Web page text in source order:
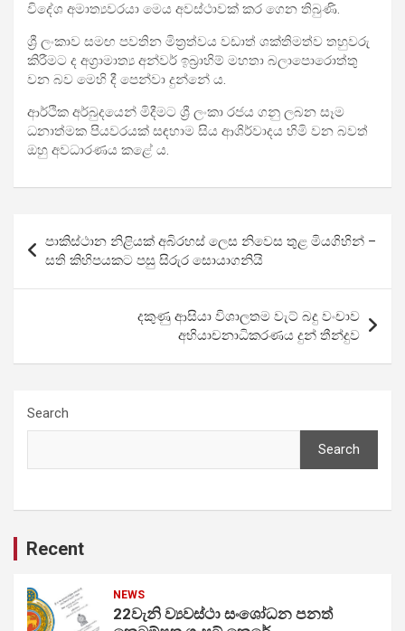
විදේශ අමාත්‍යවරයා මෙය අවස්ථාවක් කර ගෙන තිබුණි.
ශ්‍රී ලංකාව සමඟ පවතින මිත්‍රත්වය වඩාත් ශක්තිමත්ව තහුවරු
කිරීමට ද අග්‍රාමාත්‍ය අන්වර් ඉබ්‍රාහිම් මහතා බලාපොරොත්තු
වන බව මෙහි දී පෙන්වා දුන්නේ ය.
ආර්ථික අර්බුදයෙන් මිදීමට ශ්‍රී ලංකා රජය ගනු ලබන සෑම
ධනාත්මක පියවරයක් සඳහාම සිය ආශිර්වාදය හිමි වන බවත්
ඔහු අවධාරණය කළේ ය.
navigation
පාකිස්ථාන නිළියක් අබිරහස් ලෙස නිවෙස තුළ මියගිහින් –
සති කිහිපයකට පසු සිරුර සොයාගනියි
දකුණු ආසියා විශාලතම වැට් බදු වංචාව
අභියාචනාධිකරණය දුන් තීන්දුව
Search
Search
Recent
NEWS
22වැනි ව්‍යවස්ථා සංශෝධන පනත්